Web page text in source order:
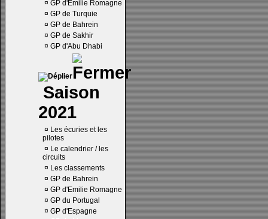
¤ GP d'Emilie Romagne
¤ GP de Turquie
¤ GP de Bahrein
¤ GP de Sakhir
¤ GP d'Abu Dhabi
Saison
2021
¤ Les écuries et les
pilotes
¤ Le calendrier / les
circuits
¤ Les classements
¤ GP de Bahrein
¤ GP d'Emilie Romagne
¤ GP du Portugal
¤ GP d'Espagne